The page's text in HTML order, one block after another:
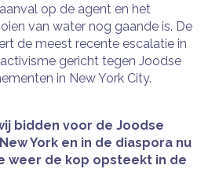
op de agent en het
van water nog gaande is. De
de meest recente escalatie in
gericht tegen Joodse
in New York City.
bidden voor de Joodse
York en in de diaspora nu
weer de kop opsteekt in de